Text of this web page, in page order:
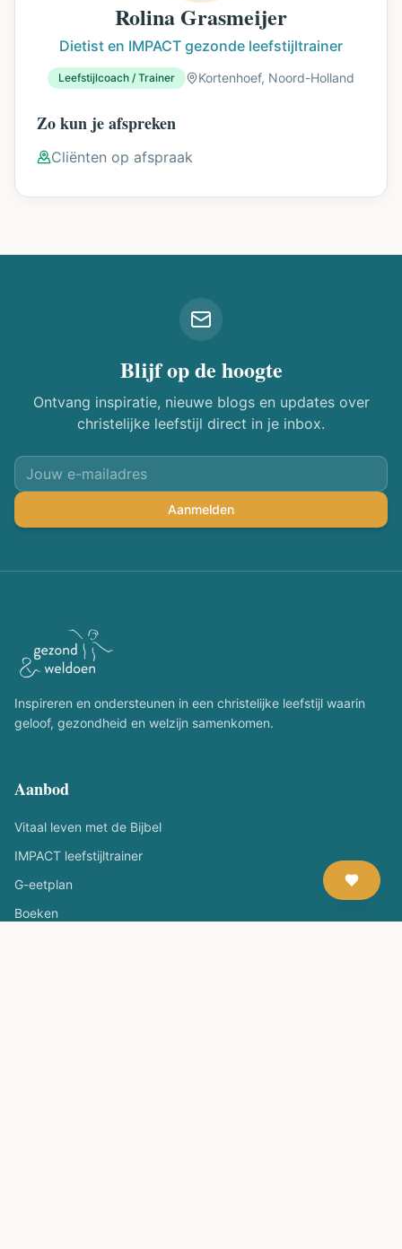
Rolina Grasmeijer
Dietist en IMPACT gezonde leefstijltrainer
Leefstijlcoach / Trainer Kortenhoef, Noord-Holland
Zo kun je afspreken
Cliënten op afspraak
Blijf op de hoogte
Ontvang inspiratie, nieuwe blogs en updates over
christelijke leefstijl direct in je inbox.
Aanmelden
Inspireren en ondersteunen in een christelijke leefstijl waarin
geloof, gezondheid en welzijn samenkomen.
Aanbod
Vitaal leven met de Bijbel
IMPACT leefstijltrainer
G-eetplan
Boeken